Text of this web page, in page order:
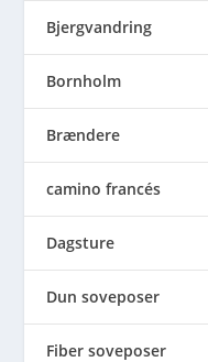
Bjergvandring
Bornholm
Brændere
camino francés
Dagsture
Dun soveposer
Fiber soveposer